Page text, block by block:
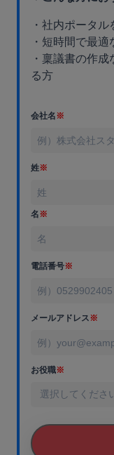
・社内ポータ
・短時間で最
・稟議書の作
る方
会社名※
姓※
名※
電話番号※
メールアドレス※
お役職※